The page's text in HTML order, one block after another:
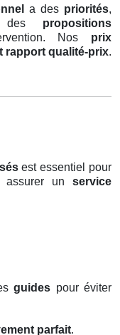
a des priorités,
des propositions
Nos prix
rapport qualité-prix.
est essentiel pour
unservice
guides pour éviter
parfait.